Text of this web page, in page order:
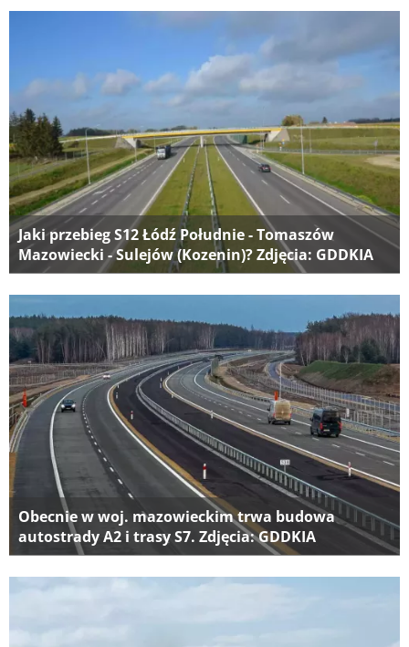
Jaki przebieg S12 Łódź Południe - Tomaszów
Mazowiecki - Sulejów (Kozenin)? Zdjęcia: GDDKIA
Obecnie w woj. mazowieckim trwa budowa
autostrady A2 i trasy S7. Zdjęcia: GDDKIA